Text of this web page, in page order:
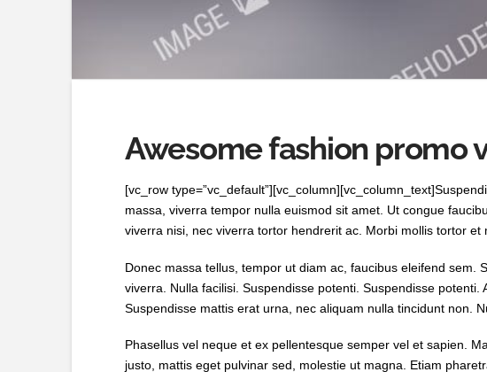
Awesome fashion promo
[vc_row
massa, viverra tempor nulla euismod sit amet. Ut congue
viverra nisi, nec viverra tortor hendrerit ac. Morbi mollis tortor et
Donec massa tellus, tempor ut diam ac, faucibus eleifend
viverra. Nulla facilisi. Suspendisse potenti. Suspendisse
Suspendisse mattis erat urna, nec aliquam nulla tincidunt non.
Phasellus vel neque et ex pellentesque semper vel et sapien.
justo, mattis eget pulvinar sed, molestie ut magna. Etiam